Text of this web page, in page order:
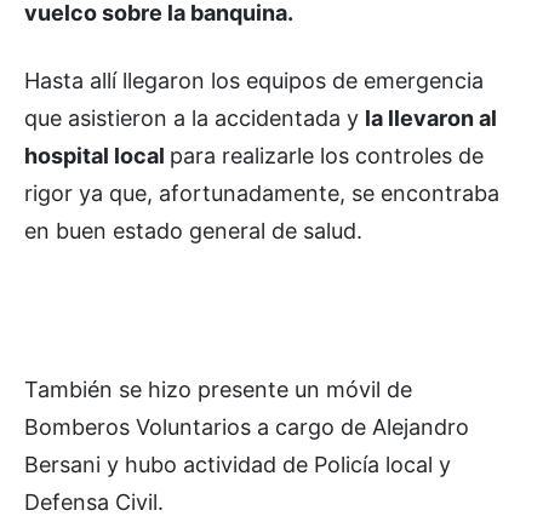
vuelco sobre la banquina.
Hasta allí llegaron los equipos de emergencia
que asistieron a la accidentada y la llevaron al
hospital local para realizarle los controles de
rigor ya que, afortunadamente, se encontraba
en buen estado general de salud.
También se hizo presente un móvil de
Bomberos Voluntarios a cargo de Alejandro
Bersani y hubo actividad de Policía local y
Defensa Civil.